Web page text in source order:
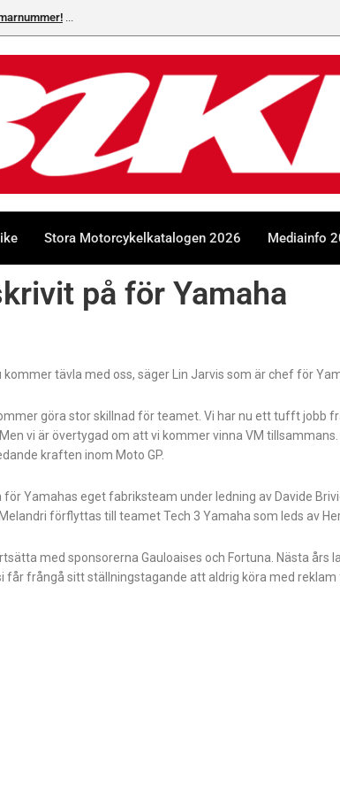
Stora Motorcykelkatalogen 2026 Mediainfo
på för Yamaha
tävla med oss, säger Lin Jarvis som är chef för
göra stor skillnad för teamet. Vi har nu ett tufft jobb
vi är övertygad om att vi kommer vinna VM
kraften inom Moto GP.
Yamahas eget fabriksteam under ledning av Davide
förflyttas till teamet Tech 3 Yamaha som leds av
med sponsorerna Gauloaises och Fortuna. Nästa års
får frångå sitt ställningstagande att aldrig köra med